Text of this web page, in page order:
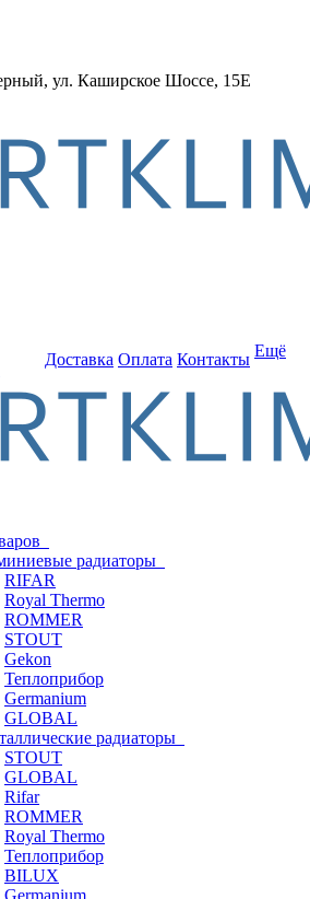
ул. Каширское Шоссе, 15Е
Доставка Оплата Контакты Ещё
радиаторы
RIFAR
Royal Thermo
ROMMER
STOUT
Gekon
Теплоприбор
Germanium
GLOBAL
радиаторы
STOUT
GLOBAL
Rifar
ROMMER
Royal Thermo
Теплоприбор
BILUX
Germanium